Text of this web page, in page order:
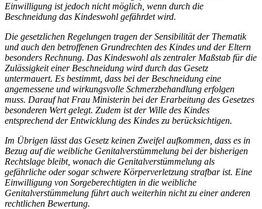
Einwilligung ist jedoch nicht möglich, wenn durch die
Beschneidung das Kindeswohl gefährdet wird.
Die gesetzlichen Regelungen tragen der Sensibilität der Thematik
und auch den betroffenen Grundrechten des Kindes und der Eltern
besonders Rechnung. Das Kindeswohl als zentraler Maßstab für die
Zulässigkeit einer Beschneidung wird durch das Gesetz
untermauert. Es bestimmt, dass bei der Beschneidung eine
angemessene und wirkungsvolle Schmerzbehandlung erfolgen
muss. Darauf hat Frau Ministerin bei der Erarbeitung des Gesetzes
besonderen Wert gelegt. Zudem ist der Wille des Kindes
entsprechend der Entwicklung des Kindes zu berücksichtigen.
Im Übrigen lässt das Gesetz keinen Zweifel aufkommen, dass es in
Bezug auf die weibliche Genitalverstümmelung bei der bisherigen
Rechtslage bleibt, wonach die Genitalverstümmelung als
gefährliche oder sogar schwere Körperverletzung strafbar ist. Eine
Einwilligung von Sorgeberechtigten in die weibliche
Genitalverstümmelung führt auch weiterhin nicht zu einer anderen
rechtlichen Bewertung.